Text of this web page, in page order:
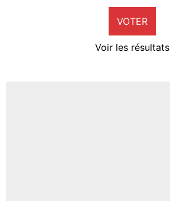
VOTER
Voir les résultats